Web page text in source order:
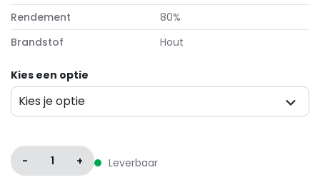
Rendement
80%
Brandstof
Hout
Kies een optie
Kies je optie
Variatie
- 1 + Leverbaar